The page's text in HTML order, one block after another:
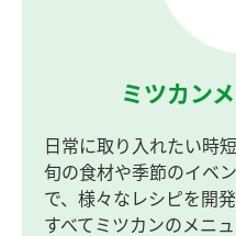
ミツカン
日常に取り入れたい時
旬の食材や季節のイベ
で、様々なレシピを開発
すべてミツカンのメニ